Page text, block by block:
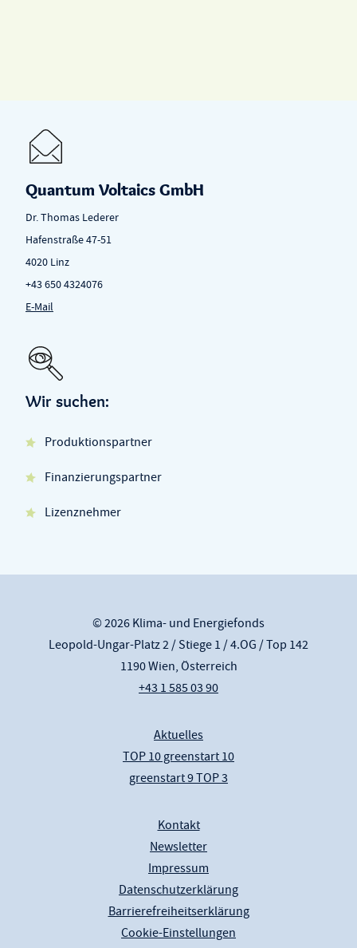
Wir suchen:
Produktionspartner
Finanzierungspartner
Lizenznehmer
Quantum Voltaics GmbH
Dr. Thomas Lederer
Hafenstraße 47-51
4020 Linz
+43 650 4324076
E-Mail
© 2026 Klima- und Energiefonds
Leopold-Ungar-Platz 2 / Stiege 1 / 4.OG / Top 142
1190 Wien, Österreich
+43 1 585 03 90
Aktuelles
TOP 10 greenstart 10
greenstart 9 TOP 3
Kontakt
Newsletter
Impressum
Datenschutzerklärung
Barrierefreiheitserklärung
Cookie-Einstellungen